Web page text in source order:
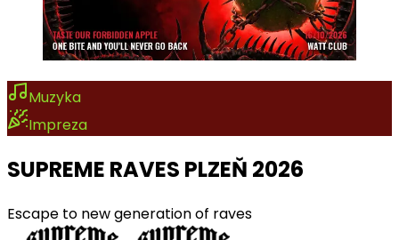
Muzyka
Impreza
SUPREME RAVES PLZEŇ 2026
Escape to new generation of raves